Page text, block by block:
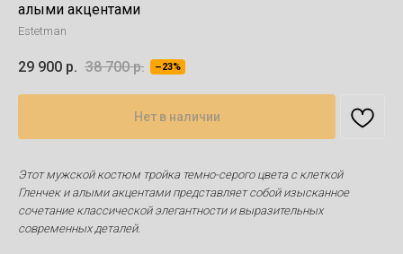
алыми акцентами
Estetman
29 900 р. 38 700 р. –23%
Нет в наличии
Этот мужской костюм тройка темно-серого цвета с клеткой
Гленчек и алыми акцентами представляет собой изысканное
сочетание классической элегантности и выразительных
современных деталей.